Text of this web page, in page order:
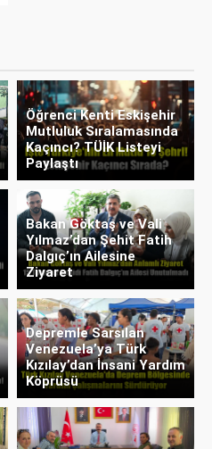
Öğrenci Kenti Eskişehir
Mutluluk Sıralamasında
Kaçıncı? TÜİK Listeyi
Paylaştı
Bakan Göktaş ve Vali
Yılmaz’dan Şehit Fatih
Dalgıç’ın Ailesine
Ziyaret
Depremle Sarsılan
Venezuela’ya Türk
Kızılay’dan İnsani Yardım
Köprüsü